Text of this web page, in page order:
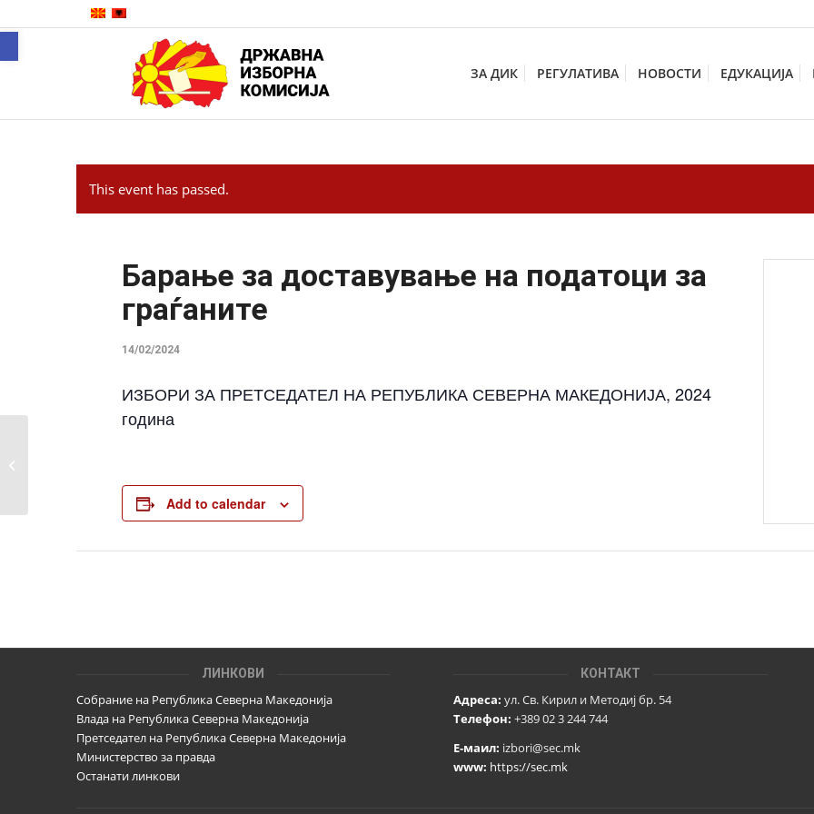
ЗА ДИК РЕГУЛАТИВА НОВОСТИ ЕДУКАЦИЈА
This event has passed.
Барање за доставување на податоци за
граѓаните
14/02/2024
ИЗБОРИ ЗА ПРЕТСЕДАТЕЛ НА РЕПУБЛИКА СЕВЕРНА МАКЕДОНИЈА, 2024
година
Add to calendar
ЛИНКОВИ
Собрание на Република Северна Македонија
Влада на Република Северна Македонија
Претседател на Република Северна Македонија
Министерство за правда
Останати линкови
КОНТАКТ
Адреса: ул. Св. Кирил и Методиј бр. 54
Телефон: +389 02 3 244 744
Е-маил: izbori@sec.mk
www: https://sec.mk
должни да поднесат извештај за
рекламниот простор искористен
изборната кампања и средствата
Open toolbar